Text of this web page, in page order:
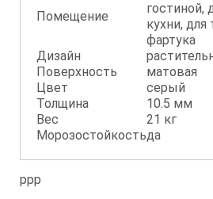
Помещение
гостиной,
кухни, для
фартука
Дизайн
Поверхность
матовая
Цвет
серый
Толщина
10.5 мм
Вес
21 кг
Морозостойкостьда
ppp